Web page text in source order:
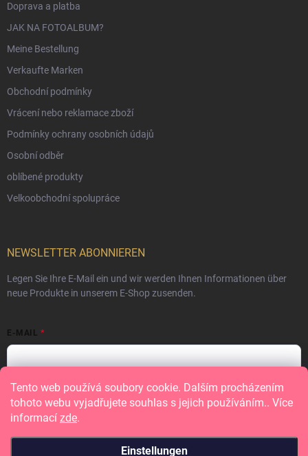
Tento web používá soubory cookie. Dalším procházením
tohoto webu vyjadřujete souhlas s jejich používáním.. Více
informací zde.
Einstellungen
Doprava a platba
JAK NA FOTOALBUM?
Meine Bestellung
Verkaufte Marken
Obchodní podmínky
Vrácení nebo reklamace zboží
Podmínky ochrany osobních údajů
Osobní odběr
oblíbené produkty
Velkoobchodní spolupráce
NEWSLETTER ABONNIEREN
Legen Sie Ihre E-Mail ein und wir werden Ihnen Informationen über
neue Produkte in unserem E-Shop zusenden.
E-MAIL
Vložením e-mailu souhlasíte spodmínkami ochrany osobních údajů
Anmelden